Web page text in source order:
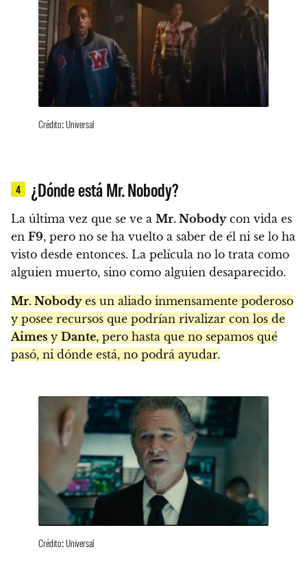
Crédito: Universal
4 ¿Dónde está Mr. Nobody?
La última vez que se ve a Mr. Nobodycon vida es
en F9, pero no se ha vuelto a saber de él ni se lo ha
visto desde entonces. La película no lo trata como
alguien muerto, sino como alguien desaparecido.
Mr. Nobodyes un aliado inmensamente poderoso
y posee recursos que podrían rivalizar con los de
Aimes y Dante, pero hasta que no sepamos qué
pasó, ni dónde está, no podrá ayudar.
Crédito: Universal